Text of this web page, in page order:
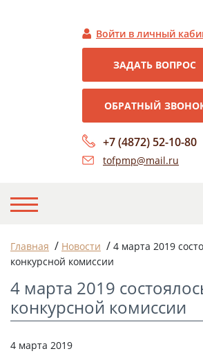
+7 (4872) 52-10-80
tofpmp@mail.ru
Войти в личный
ЗАДАТЬ ВОПРОС
ОБРАТНЫЙ
О НАС
НОВОСТИ
СТАТЬИ
КАЛЬКУЛЯТОР
Главная / Новости / 4 марта 2019
конкурсной комиссии
4 марта 2019
конкурсной комиссии
4 марта 2019